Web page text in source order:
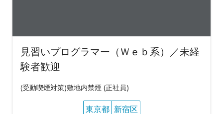
見習いプログラマー（Ｗｅｂ系）／未経
験者歓迎
(受動喫煙対策)敷地内禁煙 (正社員)
東京都 新宿区